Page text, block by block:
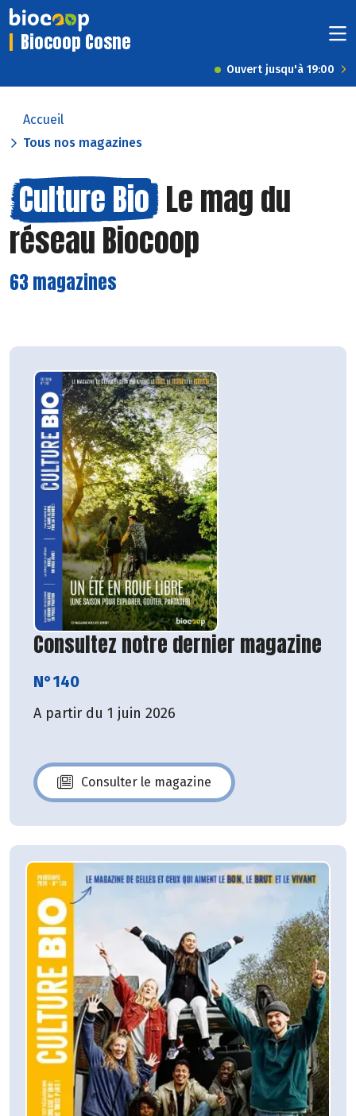
Biocoop Cosne
Ouvert jusqu'à 19:00
Accueil
Tous nos magazines
Culture Bio Le mag du
réseau Biocoop
63 magazines
Consultez notre dernier magazine
N°140
A partir du 1 juin 2026
Consulter le magazine
N°140